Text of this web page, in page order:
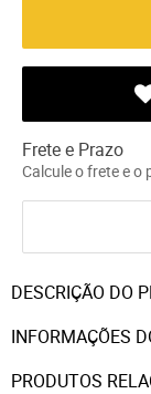
Frete e Prazo
Calcule o frete e o
DESCRIÇÃO DO
INFORMAÇÕES
PRODUTOS